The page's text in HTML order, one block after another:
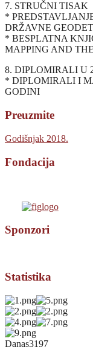
7. STRUČNI TISAK
*
DRŽAVNE
* BESPLATNA
MAPPING AND
8. DIPLOMIRALI U
* DIPLOMIRALI I
GODINI
Preuzmite
Godišnjak 2018.
Fondacija
Sponzori
Statistika
Danas3197